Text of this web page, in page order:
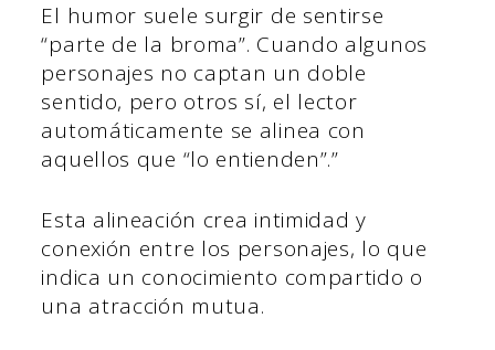
El humor suele surgir de sentirse
“parte de la broma”. Cuando algunos
personajes no captan un doble
sentido, pero otros sí, el lector
automáticamente se alinea con
aquellos que “lo entienden”.”
Esta alineación crea intimidad y
conexión entre los personajes, lo que
indica un conocimiento compartido o
una atracción mutua.